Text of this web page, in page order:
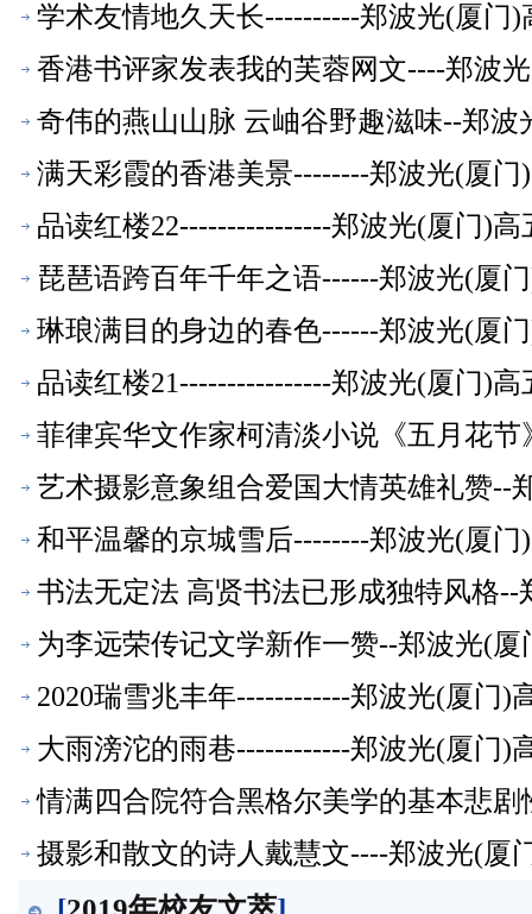
学术友情地久天长----------郑波光(厦门
香港书评家发表我的芙蓉网文----郑波
奇伟的燕山山脉 云岫谷野趣滋味--郑
满天彩霞的香港美景--------郑波光(厦
品读红楼22----------------郑波光(厦门)
琵琶语跨百年千年之语------郑波光(厦
琳琅满目的身边的春色------郑波光(厦
品读红楼21----------------郑波光(厦门)
菲律宾华文作家柯清淡小说《五月花
艺术摄影意象组合爱国大情英雄礼赞--
和平温馨的京城雪后--------郑波光(厦
书法无定法 高贤书法已形成独特风格
为李远荣传记文学新作一赞--郑波光(
2020瑞雪兆丰年------------郑波光(厦门)
大雨滂沱的雨巷------------郑波光(厦门)
情满四合院符合黑格尔美学的基本悲
摄影和散文的诗人戴慧文----郑波光(厦